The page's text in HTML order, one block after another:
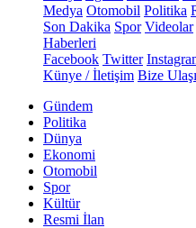
Medya Otomobil Politika
Son Dakika Spor Videolar
Haberleri
Facebook Twitter
Künye / İletişim Bize
Gündem
Politika
Dünya
Ekonomi
Otomobil
Spor
Kültür
Resmi İlan